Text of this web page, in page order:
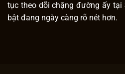
tục theo dõi chặng đường ấy tại
bật đang ngày càng rõ nét hơn.